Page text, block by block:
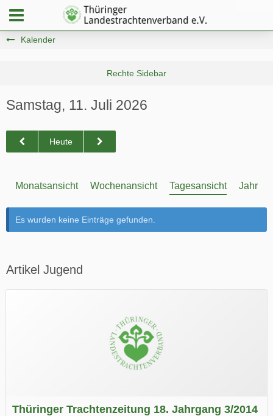
Kalender
Samstag, 11. Juli 2026
Heute
Monatsansicht Wochenansicht Tagesansicht
Es wurden keine Einträge gefunden.
Artikel Jugend
Thüringer Trachtenzeitung 18. Jahrgang 3/2014